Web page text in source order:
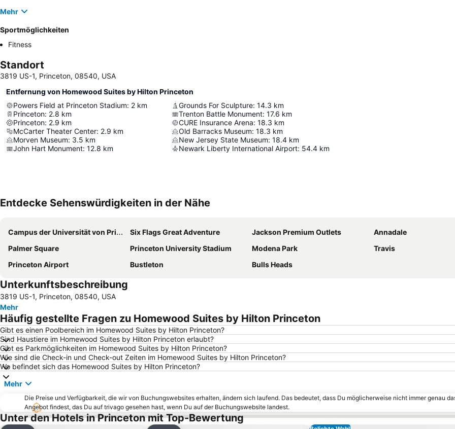
Mehr
Sportmöglichkeiten
Fitness
Standort
3819 US-1, Princeton, 08540, USA
Entfernung von Homewood Suites by Hilton Princeton
Powers Field at Princeton Stadium: 2 km
Princeton: 2.8 km
Princeton: 2.9 km
McCarter Theater Center: 2.9 km
Morven Museum: 3.5 km
John Hart Monument: 12.8 km
Grounds For Sculpture: 14.3 km
Trenton Battle Monument: 17.6 km
CURE Insurance Arena: 18.3 km
Old Barracks Museum: 18.3 km
New Jersey State Museum: 18.4 km
Newark Liberty International Airport: 54.4 km
Entdecke Sehenswürdigkeiten in der Nähe
Campus der Universität von Princeton Six Flags Great Adventure Jackson Premium Outlets
Annadale
Palmer Square
Princeton University Stadium Modena Park
Travis
Princeton Airport
Bustleton Bulls Heads
Unterkunftsbeschreibung
3819 US-1, Princeton, 08540, USA
Mehr
Häufig gestellte Fragen zu Homewood Suites by Hilton Princeton
Gibt es einen Poolbereich im Homewood Suites by Hilton Princeton?
Sind Haustiere im Homewood Suites by Hilton Princeton erlaubt?
Gibt es Parkmöglichkeiten im Homewood Suites by Hilton Princeton?
Wie sind die Check-in und Check-out Zeiten im Homewood Suites by Hilton Princeton?
Wo befindet sich das Homewood Suites by Hilton Princeton?
Mehr
Die Preise und Verfügbarkeit, die wir von Buchungswebsites erhalten, ändern sich laufend. Das bedeutet, dass Du möglicherweise nicht immer genau
Angebot findest, das Du auf trivago gesehen hast, wenn Du auf der Buchungswebsite landest.
Unter den Hotels in Princeton mit Top-Bewertung